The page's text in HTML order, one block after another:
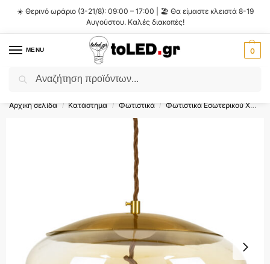
☀️ Θερινό ωράριο (3-21/8): 09:00 – 17:00 | 🏖️ Θα είμαστε κλειστά 8-19
Αυγούστου. Καλές διακοπές!
MENU 0
Flash Sale ⚡ 10% Έκπτωση με τον κωδικό
Αρχική σελίδα / Κατάστημα / Φωτιστικά / Φωτιστικά Εσωτερικού Χώρου